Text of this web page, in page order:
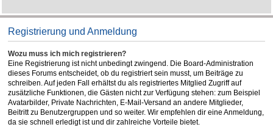
Registrierung und Anmeldung
Wozu muss ich mich registrieren?
Eine Registrierung ist nicht unbedingt zwingend. Die Board-Administration
dieses Forums entscheidet, ob du registriert sein musst, um Beiträge zu
schreiben. Auf jeden Fall erhältst du als registriertes Mitglied Zugriff auf
zusätzliche Funktionen, die Gästen nicht zur Verfügung stehen: zum Beispiel
Avatarbilder, Private Nachrichten, E-Mail-Versand an andere Mitglieder,
Beitritt zu Benutzergruppen und so weiter. Wir empfehlen dir eine Anmeldung,
da sie schnell erledigt ist und dir zahlreiche Vorteile bietet.